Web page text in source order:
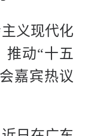
义现代化
推动“十五
嘉宾热议